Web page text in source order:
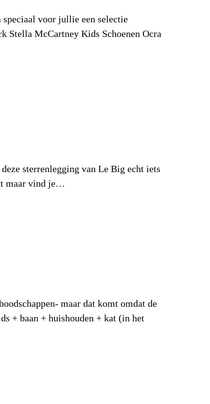
voor jullie een selectie
Stella McCartney Kids Schoenen Ocra
sterrenlegging van Le Big echt iets
maar vind je…
maar dat komt omdat de
+ baan + huishouden + kat (in het